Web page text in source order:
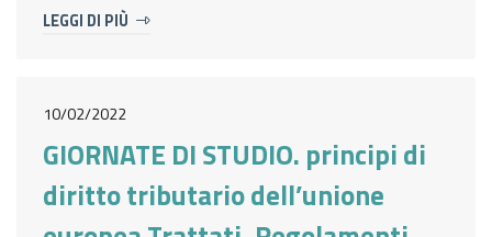
LEGGI DI PIÙ
10/02/2022
GIORNATE DI STUDIO. principi di
diritto tributario dell’unione